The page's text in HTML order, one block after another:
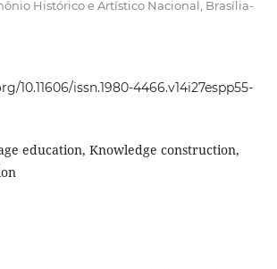
Histórico e Artístico Nacional, Brasília-
10.11606/issn.1980-4466.v14i27espp55-
education, Knowledge construction,